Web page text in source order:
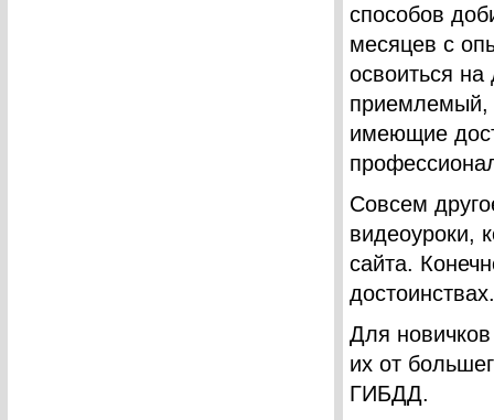
способов
месяцев с
освоиться
приемлемый,
имеющие
Совсем
видеоуроки,
сайта.
достоинствах.
Для
их от
ГИБДД.